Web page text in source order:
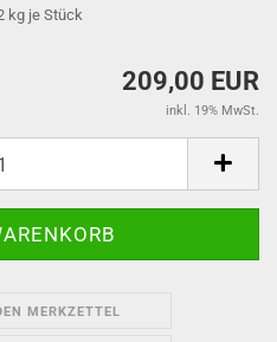
kg je Stück
209,00 EUR
inkl. 19% MwSt.
MERKZETTEL